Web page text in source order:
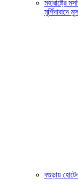
মহারাষ্ট্রে
মুর্শিদাবাদে
বগুড়ায়